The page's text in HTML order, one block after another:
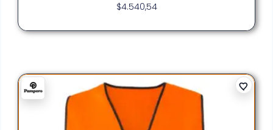
$4.540,54